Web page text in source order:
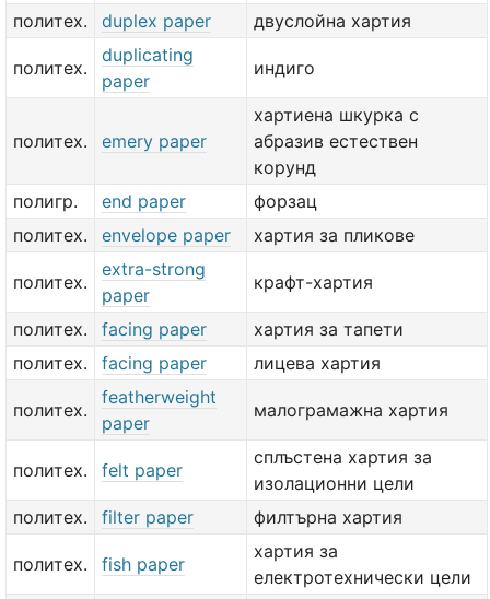
политех. duplex paper двуслойна хартия
политех.
duplicating
paper
индиго
политех. emery paper
хартиена шкурка с
абразив естествен
корунд
полигр.
end paper
форзац
политех.
envelope paper хартия за пликове
политех.
extra-strong
paper
крафт-хартия
политех. facing paper
хартия за тапети
политех.
facing paper лицева хартия
политех.
featherweight
paper
малограмажна хартия
политех. felt paper
сплъстена хартия за
изолационни цели
политех.
filter paper филтърна хартия
политех. fish paper
хартия за
електротехнически цели